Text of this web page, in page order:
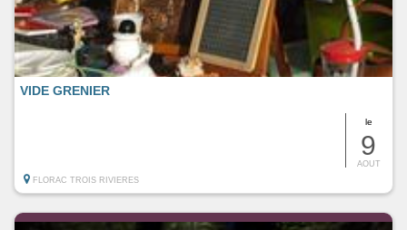
le
9
AOUT
VIDE GRENIER
FLORAC TROIS RIVIERES